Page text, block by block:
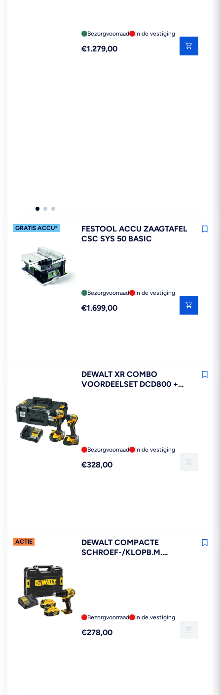
Bezorgvoorraad In de vestiging
Reguliere
€1.279,00
GRATIS ACCU*
FESTOOL ACCU ZAAGTAFEL
CSC SYS 50 BASIC
Bezorgvoorraad In de vestiging
Reguliere
€1.699,00
DEWALT XR COMBO
VOORDEELSET DCD800 +
Bezorgvoorraad In de vestiging
Reguliere
€328,00
ACTIE
DEWALT COMPACTE
SCHROEF-/KLOPB.M.
Bezorgvoorraad In de vestiging
Reguliere
€278,00